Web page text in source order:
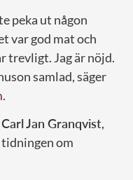
peka ut någon
var god mat och
trevligt. Jag är nöjd.
samlad, säger
.
Carl Jan Granqvist,
om